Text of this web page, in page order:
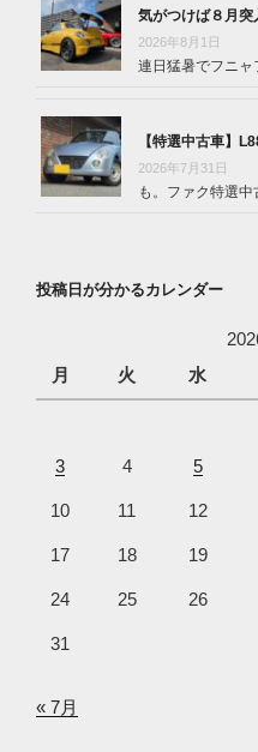
気がつけば８月突
2026年8月1日
連日猛暑でフニャ
【特選中古車】
2026年7月31日
も。ファク特選中
投稿日が分かるカレンダー
月
火 水
3 4 5
10 11 12
17 18 19
24 25 26
31
« 7月